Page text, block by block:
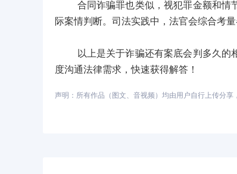
合同诈骗罪也类似，视犯罪金额和情节
际案情判断。司法实践中，法官会综合考量
以上是关于诈骗还有案底会判多久的相
度沟通法律需求，快速获得解答！
声明：所有作品（图文、音视频）均由用户自行上传分